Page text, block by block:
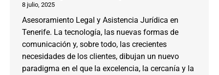
8 julio, 2025
Asesoramiento Legal y Asistencia Jurídica en
Tenerife. La tecnología, las nuevas formas de
comunicación y, sobre todo, las crecientes
necesidades de los clientes, dibujan un nuevo
paradigma en el que la excelencia, la cercanía y la